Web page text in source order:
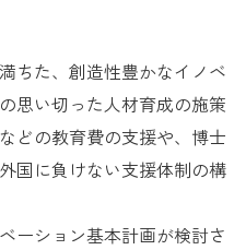
ちた、創造性豊かなイノベ
思い切った人材育成の施策
どの教育費の支援や、博士
国に負けない支援体制の構
ーション基本計画が検討さ